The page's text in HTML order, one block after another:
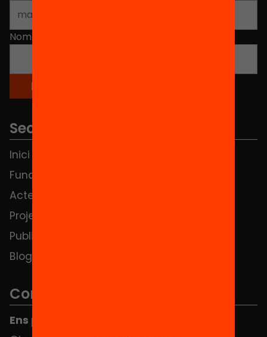
Nom
Seccions
Inici
Fundació
Actes
Projectes
Publicacions i vídeos
Blog
Contacte
Ens pots trobar al Hub Social